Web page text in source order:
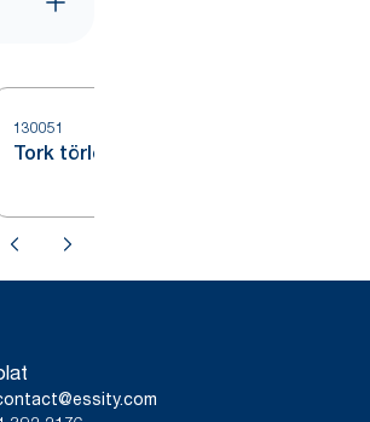
130051
Tork törlőpapír plusz, kék, W1